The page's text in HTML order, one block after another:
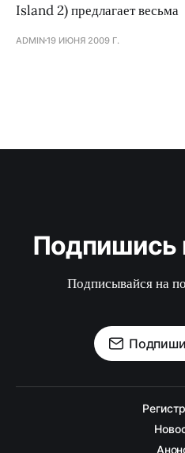
Island 2) предлагает весьма
ADMIN19 ИЮНЯ 2009 Г.
Подпишись
Подписывайся на